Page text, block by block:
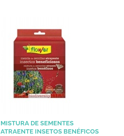
MISTURA DE SEMENTES
ATRAENTE INSETOS BENÉFICOS